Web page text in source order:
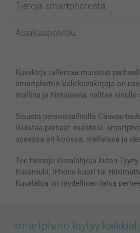
Kuvakortit
Kuvakirjat
Kännykkä & Tabletti
MyNameBook
Valokuvakehykset & Lisätarvikkeet
Lahjakortti
Kaikki kuvatuotteet
Tietoja smartphotosta
Affiliate ohjelma
Sivukartta
Ehdot/takuut
Asiakaspalvelu
smartbonus
Hinnat & maksutavat
Kuvakirja tallentaa muistosi
smartphoton Valokuvakirjoja on
mallina ja hintaisena, valitse sinulle
Sisusta persoonallisilla Canvas-
ikuistaa parhaat muistosi.
useassa eri koossa, malleissa ja
Tee hienoja Kuvalahjoja kuten
Kuvamuki, iPhone kuori tai
Kuvalahja on täydellinen lahja
smartphoto löytyy